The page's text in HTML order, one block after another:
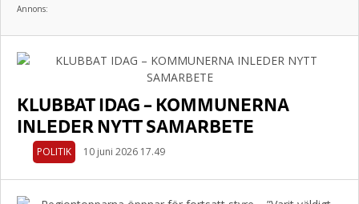
Annons:
KLUBBAT IDAG – KOMMUNERNA
INLEDER NYTT SAMARBETE
POLITIK 10 juni 2026 17.49